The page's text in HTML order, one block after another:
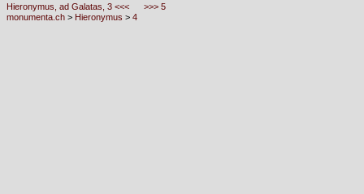
Hieronymus, ad Galatas, 3 <<<
>>> 5
monumenta.ch > Hieronymus > 4